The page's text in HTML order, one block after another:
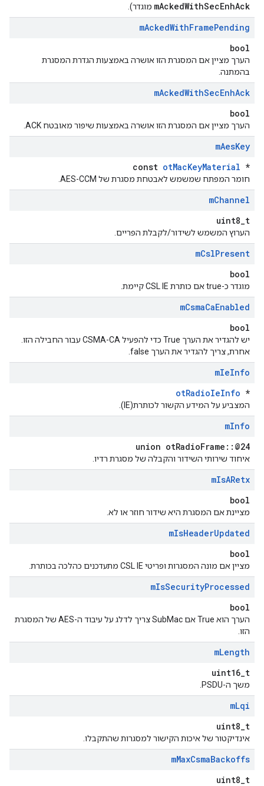
mAckedWithSecEnhAck מוגדר).
mAckedWithFramePending
bool
הערך מציין אם המסגרת הזו אושרה באמצעות הגדרת המסגרת
בהמתנה.
mAckedWithSecEnhAck
bool
הערך מציין אם המסגרת הזו אושרה באמצעות שיפור מאובטח ACK.
mAesKey
const otMacKeyMaterial *
חומר המפתח שמשמש לאבטחת מסגרת של AES-CCM.
mChannel
uint8_t
הערוץ המשמש לשידור/לקבלת הפריים.
mCslPresent
bool
מוגדר כ-true אם כותרת CSL IE קיימת.
mCsmaCaEnabled
bool
יש להגדיר את הערך True כדי להפעיל CSMA-CA עבור החבילה הזו.
אחרת, צריך להגדיר את הערך false.
mIeInfo
otRadioIeInfo *
המצביע על המידע הקשור לכותרת(IE).
mInfo
union otRadioFrame::@24
איחוד שירותי השידור והקבלה של מסגרת רדיו.
mIsARetx
bool
מציינת אם המסגרת היא שידור חוזר או לא.
mIsHeaderUpdated
bool
מציין אם מונה המסגרות ופריטי CSL IE מתעדכנים כהלכה בכותרת.
mIsSecurityProcessed
bool
הערך הוא True אם SubMac צריך לדלג על עיבוד ה-AES של המסגרת
הזו.
mLength
uint16_t
משך ה-PSDU.
mLqi
uint8_t
אינדיקטור של איכות הקישור למסגרות שהתקבלו.
mMaxCsmaBackoffs
uint8_t